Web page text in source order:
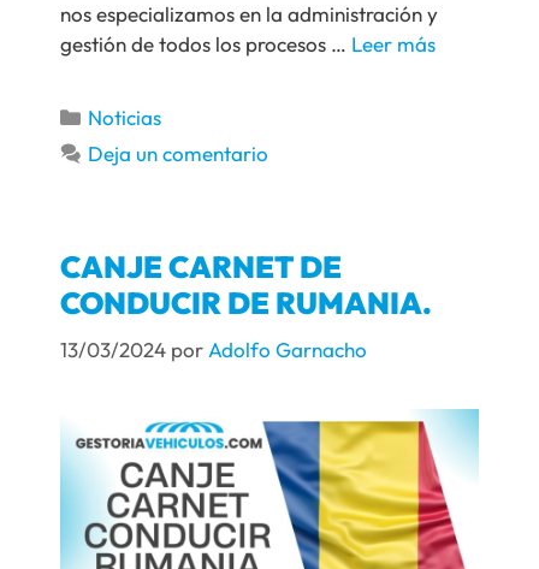
nos especializamos en la administración y
gestión de todos los procesos … Leer más
Noticias
Deja un comentario
CANJE CARNET DE
CONDUCIR DE RUMANIA.
13/03/2024 por Adolfo Garnacho